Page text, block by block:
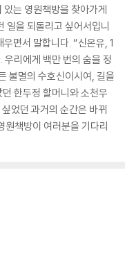
있는 영원책방을 찾아가게
일을 되돌리고 싶어서입니
면서 말합니다. “신온유, 1
리에게 백만 번의 숨을 정
불멸의 수호신이시여, 길을
한두정 할머니와 소천우
었던 과거의 순간은 바뀌
원책방이 여러분을 기다리